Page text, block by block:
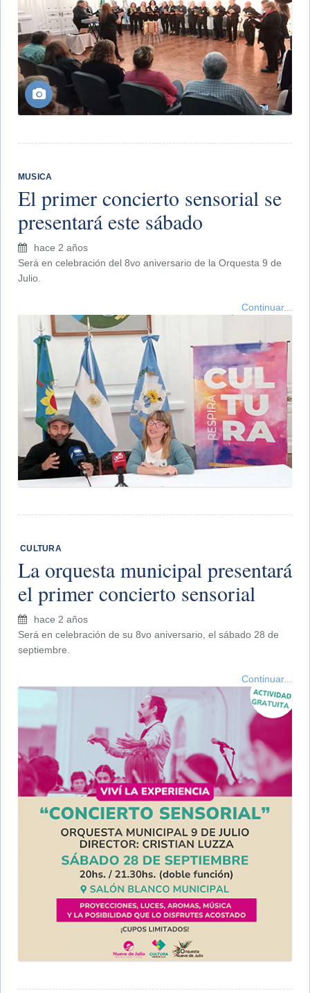
MUSICA
El primer concierto sensorial se
presentará este sábado
hace 2 años
Será en celebración del 8vo aniversario de la Orquesta 9 de
Julio.
Continuar...
​ CULTURA
La orquesta municipal presentará
el primer concierto sensorial
hace 2 años
Será en celebración de su 8vo aniversario, el sábado 28 de
septiembre.
Continuar...